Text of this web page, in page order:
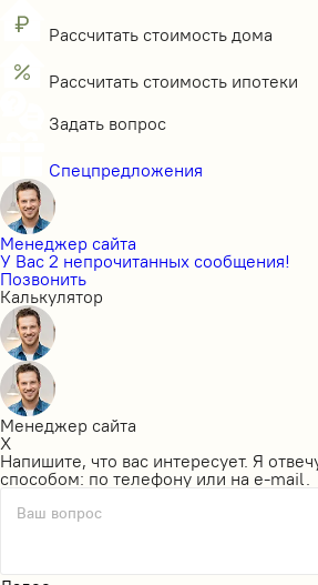
Рассчитать стоимость дома
Рассчитать стоимость ипотеки
Задать вопрос
Спецпредложения
Менеджер сайта
У Вас 2 непрочитанных сообщения!
Позвонить
Калькулятор
Менеджер сайта
X
Напишите, что вас интересует. Я
способом: по телефону или на e-mail.
Ваш вопрос